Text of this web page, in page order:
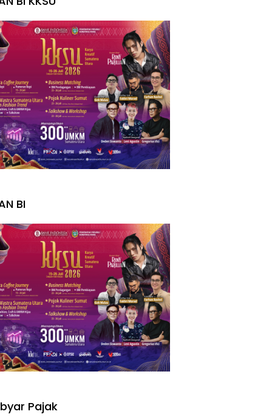
BI
Pajak